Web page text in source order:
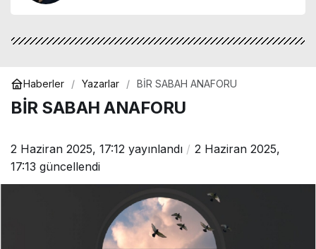
Haberler Yazarlar BİR SABAH ANAFORU
BİR SABAH ANAFORU
2 Haziran 2025, 17:12 yayınlandı
2 Haziran 2025,
17:13 güncellendi